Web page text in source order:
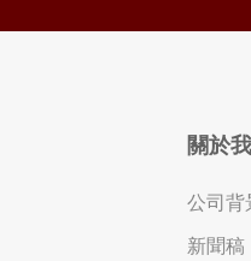
關於
公司背
新聞稿